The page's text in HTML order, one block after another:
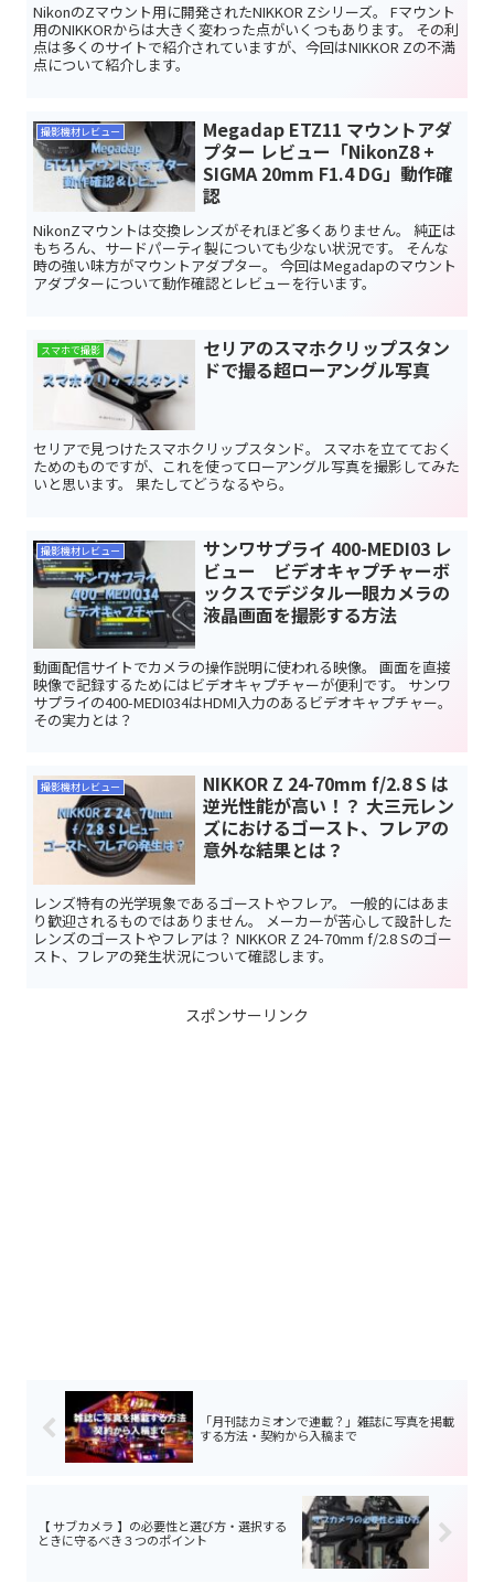
NikonのZマウント用に開発されたNIKKOR Zシリーズ。 Fマウント
用のNIKKORからは大きく変わった点がいくつもあります。 その利
点は多くのサイトで紹介されていますが、今回はNIKKOR Zの不満
点について紹介します。
撮影機材レビュー
Megadap ETZ11 マウントアダ
プター レビュー「NikonZ8 +
SIGMA 20mm F1.4 DG」動作確
認
NikonZマウントは交換レンズがそれほど多くありません。 純正は
もちろん、サードパーティ製についても少ない状況です。 そんな
時の強い味方がマウントアダプター。 今回はMegadapのマウント
アダプターについて動作確認とレビューを行います。
スマホで撮影
セリアのスマホクリップスタン
ドで撮る超ローアングル写真
セリアで見つけたスマホクリップスタンド。 スマホを立てておく
ためのものですが、これを使ってローアングル写真を撮影してみた
いと思います。 果たしてどうなるやら。
撮影機材レビュー
サンワサプライ 400-MEDI03 レ
ビュー ビデオキャプチャーボ
ックスでデジタル一眼カメラの
液晶画面を撮影する方法
動画配信サイトでカメラの操作説明に使われる映像。 画面を直接
映像で記録するためにはビデオキャプチャーが便利です。 サンワ
サプライの400-MEDI034はHDMI入力のあるビデオキャプチャー。
その実力とは？
撮影機材レビュー
NIKKOR Z 24-70mm f/2.8 S は
逆光性能が高い！？ 大三元レン
ズにおけるゴースト、フレアの
意外な結果とは？
レンズ特有の光学現象であるゴーストやフレア。 一般的にはあま
り歓迎されるものではありません。 メーカーが苦心して設計した
レンズのゴーストやフレアは？ NIKKOR Z 24-70mm f/2.8 Sのゴー
スト、フレアの発生状況について確認します。
スポンサーリンク
「月刊誌カミオンで連載？」雑誌に写真を掲載
する方法・契約から入稿まで
【 サブカメラ 】の必要性と選び方・選択する
ときに守るべき３つのポイント